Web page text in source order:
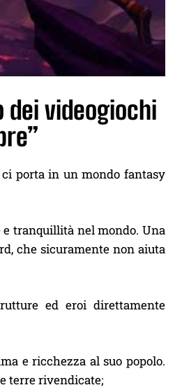
dei videogiochi
ci porta in un mondo fantasy
tranquillità nel mondo. Una
che sicuramente non aiuta
ed eroi direttamente
e ricchezza al suo popolo.
terre rivendicate;